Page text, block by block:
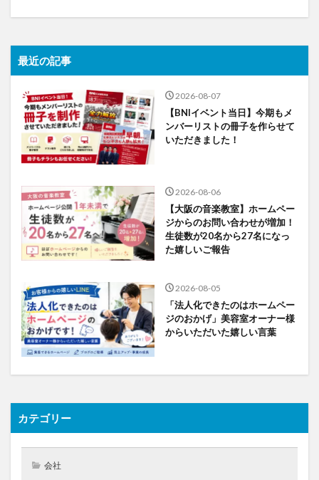
最近の記事
2026-08-07
【BNIイベント当日】今期もメ
ンバーリストの冊子を作らせて
いただきました！
2026-08-06
【大阪の音楽教室】ホームペー
ジからのお問い合わせが増加！
生徒数が20名から27名になっ
た嬉しいご報告
2026-08-05
「法人化できたのはホームペー
ジのおかげ」美容室オーナー様
からいただいた嬉しい言葉
カテゴリー
会社